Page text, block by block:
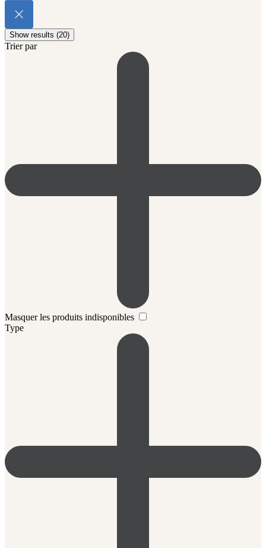
Show results (20)
Trier par
Masquer les produits indisponibles
Type